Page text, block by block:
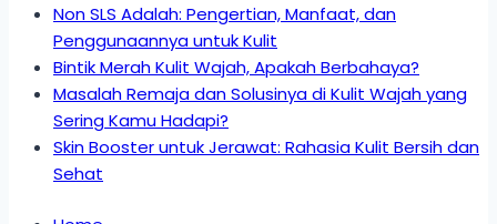
Non SLS Adalah: Pengertian, Manfaat, dan
Penggunaannya untuk Kulit
Bintik Merah Kulit Wajah, Apakah Berbahaya?
Masalah Remaja dan Solusinya di Kulit Wajah yang
Sering Kamu Hadapi?
Skin Booster untuk Jerawat: Rahasia Kulit Bersih dan
Sehat